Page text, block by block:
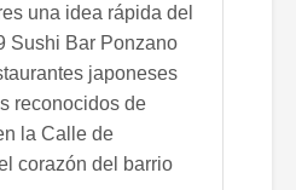
una idea rápida del
Sushi Bar Ponzano
japoneses
reconocidos de
la Calle de
corazón del barrio